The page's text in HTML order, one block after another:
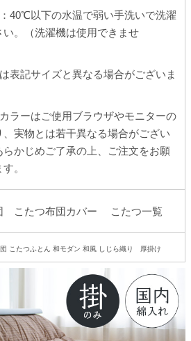
40℃以下の水温で弱い手洗いで洗濯
い。（洗濯機は使用できませ
表記サイズと異なる場合がございま
ラーはご使用ブラウザやモニターの
、実物とは若干異なる場合がござい
かじめご了承の上、ご注文をお願
。
こたつ布団カバー こたつ一覧
こたつふとん 和モダン 和風 しじら織り 厚掛け